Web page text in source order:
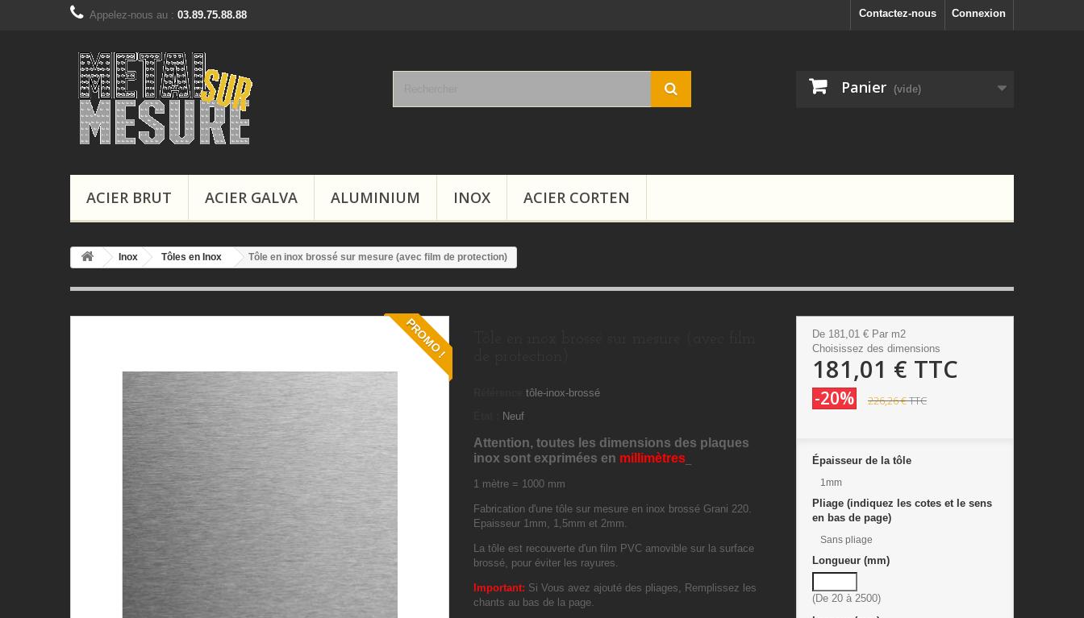
Connexion
Contactez-nous
Appelez-nous au : 03.89.75.88.88
Panier (vide)
ACIER BRUT ACIER GALVA ALUMINIUM INOX ACIER CORTEN
Inox Tôles en Inox Tôle en inox brossé sur mesure (avec film de protection)
PROMO !
tôle-inox-brossé
Neuf
Attention, toutes les dimensions des plaques
inox sont exprimées en millimètres
1 mètre = 1000 mm
Fabrication d'une tôle sur mesure en inox brossé Grani 220.
Epaisseur 1mm, 1,5mm et 2mm.
La tôle est recouverte d'un film PVC amovible sur la surface
brossé, pour éviter les rayures.
Important: Si Vous avez ajouté des pliages, Remplissez les
chants au bas de la page.
De 181,01 € Par m2
Choisissez des dimensions
181,01 € TTC
-20% 226,26 €TTC
Épaisseur de la tôle
1mm
Pliage (indiquez les cotes et le sens
en bas de page)
Sans pliage
Longueur (mm)
(De 20 à 2500)